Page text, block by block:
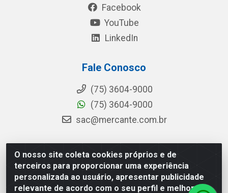
O nosso site coleta cookies próprios e de
terceiros para proporcionar uma experiência
personalizada ao usuário, apresentar publicidade
relevante de acordo com o seu perfil e melhorar a
Facebook
YouTube
LinkedIn
Fale Conosco
(75) 3604-9000
(75) 3604-9000
sac@mercante.com.br
Mercante Distribuidora - Rua Mercante, 699 - Aviário,
Feira de Santana/BA - CEP 44.096-218 - CNPJ
96.755.848/0001-08